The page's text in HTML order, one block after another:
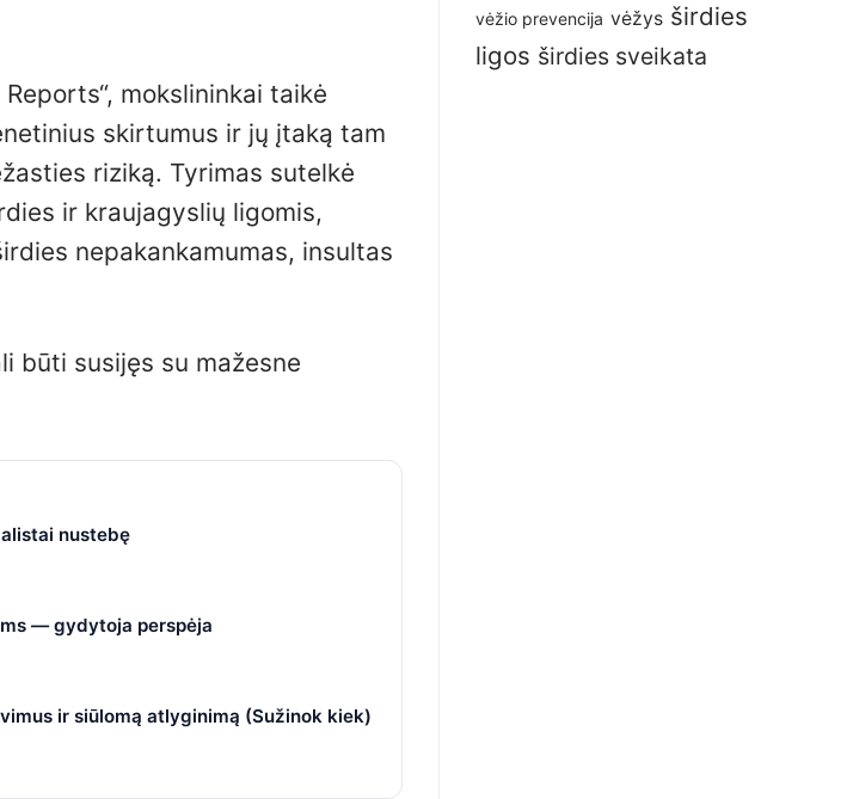
mokslininkai taikė
skirtumus ir jų įtaką tam
riziką. Tyrimas sutelkė
ir kraujagyslių ligomis,
nepakankamumas, insultas
būti susijęs su mažesne
nustebę
— gydytoja perspėja
ir siūlomą atlyginimą (Sužinok kiek)
vėžio prevencija vėžys širdies
ligos širdies sveikata